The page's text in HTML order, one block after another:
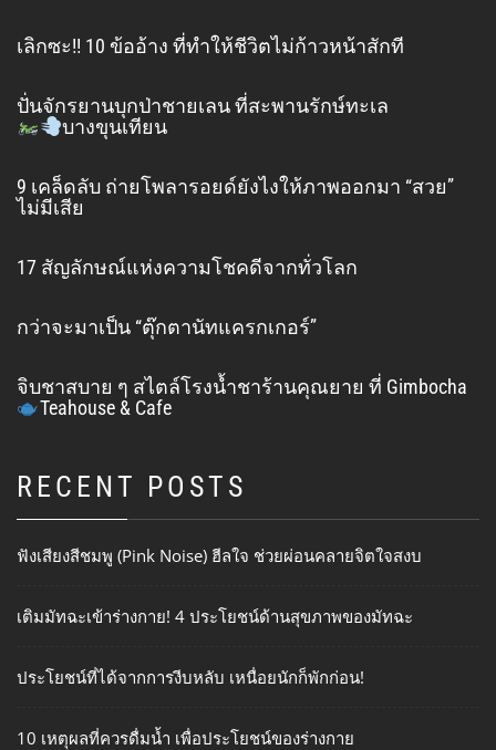
เลิกซะ!! 10 ข้ออ้าง ที่ทำให้ชีวิตไม่ก้าวหน้าสักที
ปั่นจักรยานบุกป่าชายเลน ที่สะพานรักษ์ทะเล
บางขุนเทียน
9 เคล็ดลับ ถ่ายโพลารอยด์ยังไงให้ภาพออกมา “สวย”
ไม่มีเสีย
17 สัญลักษณ์แห่งความโชคดีจากทั่วโลก
กว่าจะมาเป็น “ตุ๊กตานัทแครกเกอร์”
จิบชาสบาย ๆ สไตล์โรงน้ำชาร้านคุณยาย ที่ Gimbocha
Teahouse & Cafe
RECENT POSTS
ฟังเสียงสีชมพู (Pink Noise) ฮีลใจ ช่วยผ่อนคลายจิตใจสงบ
เติมมัทฉะเข้าร่างกาย! 4 ประโยชน์ด้านสุขภาพของมัทฉะ
ประโยชน์ที่ได้จากการงีบหลับ เหนื่อยนักก็พักก่อน!
10 เหตุผลที่ควรดื่มน้ำ เพื่อประโยชน์ของร่างกาย